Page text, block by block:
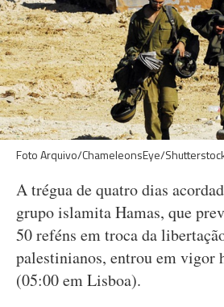
Foto Arquivo/ChameleonsEye/
A trégua de quatro dias
grupo islamita Hamas, que
50 reféns em troca da
palestinianos, entrou em vigor
(05:00 em Lisboa).